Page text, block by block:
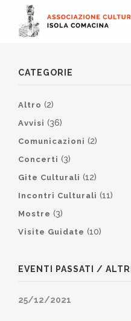
CATEGORIE
Altro (2)
Avvisi (36)
Comunicazioni (2)
Concerti (3)
Gite Culturali (12)
Incontri Culturali (11)
Mostre (3)
Visite Guidate (10)
EVENTI PASSATI /
25/12/2021